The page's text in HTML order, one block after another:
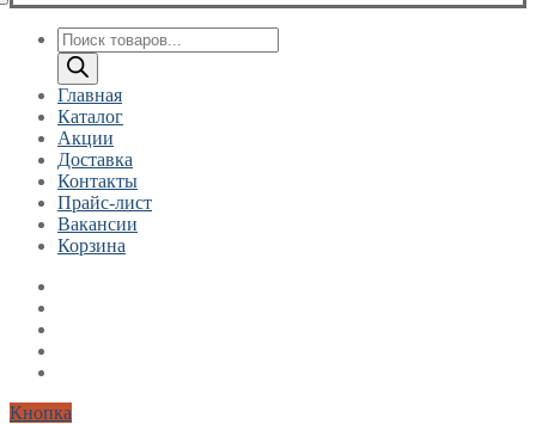
Поиск
товаров
Главная
Каталог
Акции
Доставка
Контакты
Прайс-лист
Вакансии
Корзина
Кнопка